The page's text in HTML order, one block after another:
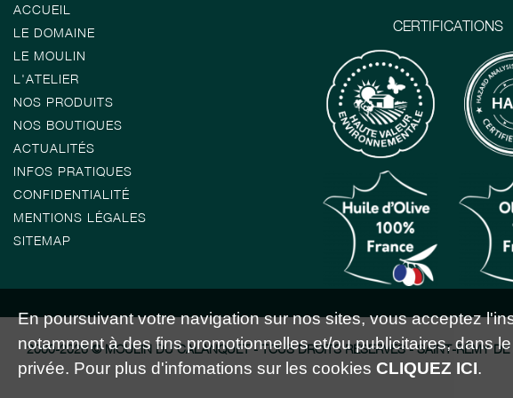
ACCUEIL
LE DOMAINE
LE MOULIN
L'ATELIER
NOS PRODUITS
NOS BOUTIQUES
ACTUALITÉS
INFOS PRATIQUES
CONFIDENTIALITÉ
MENTIONS LÉGALES
SITEMAP
CERTIFICATIONS
2000-2026 © MOULIN DU CALANQUET - TOUS DROITS RÉSERVÉS - SAINT-RÉMY DE
En poursuivant votre navigation sur nos sites, vous acceptez
notamment à des fins promotionnelles et/ou publicitaires, dans
privée. Pour plus d'infomations sur les cookies CLIQUEZ ICI.